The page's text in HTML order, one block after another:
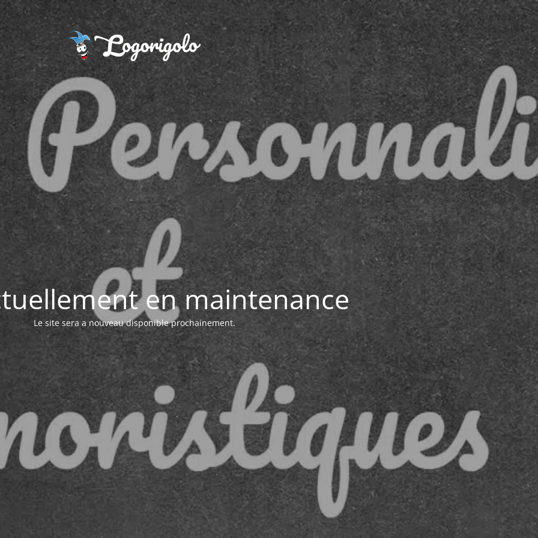
en maintenance
Le site sera a nouveau disponible prochainement.